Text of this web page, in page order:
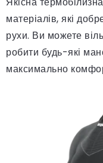
матеріалів, які
рухи. Ви можете
робити будь-які
максимально